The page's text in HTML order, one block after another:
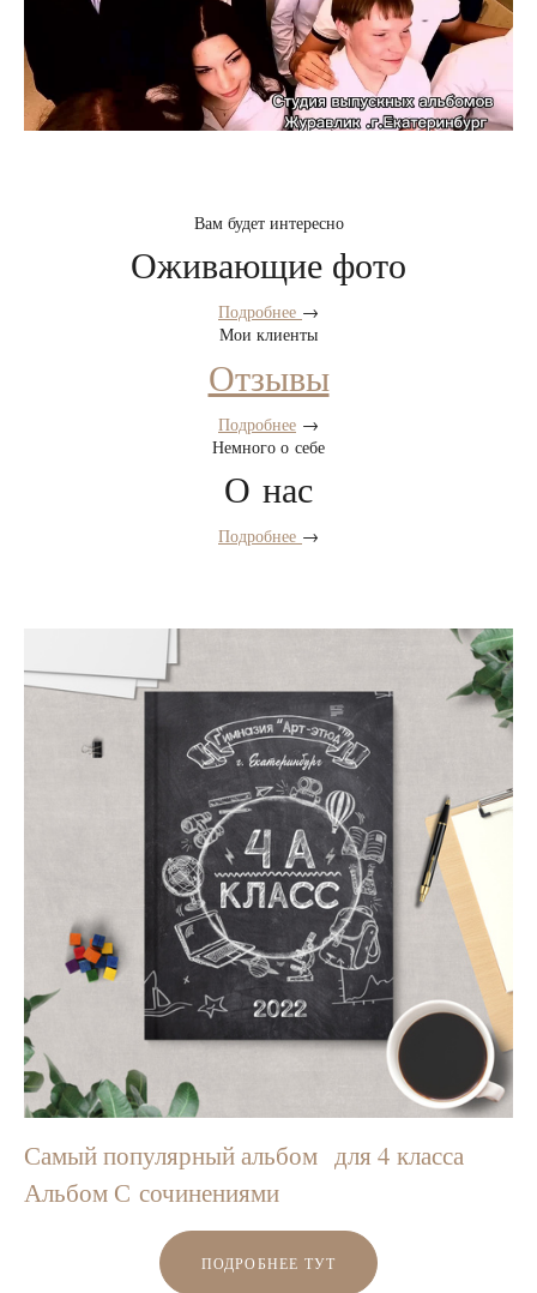
Вам будет интересно
Оживающие фото
Подробнее →
Мои клиенты
Отзывы
Подробнее →
Немного о себе
О нас
Подробнее →
Самый популярный альбом для 4 класса
Альбом С сочинениями
ПОДРОБНЕЕ ТУТ